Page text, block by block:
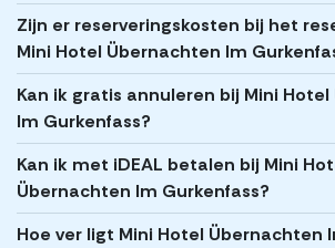
Zijn er reserveringskosten bij het
Mini Hotel Übernachten Im
Kan ik gratis annuleren bij Mini
Im Gurkenfass?
Kan ik met iDEAL betalen bij Mini
Übernachten Im Gurkenfass?
Hoe ver ligt Mini Hotel Übernachten